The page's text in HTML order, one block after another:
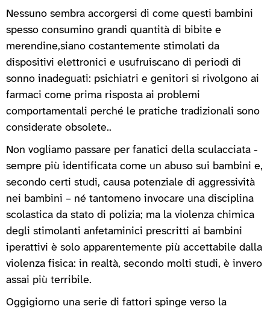
Nessuno sembra accorgersi di come questi bambini
spesso consumino grandi quantità di bibite e
merendine,siano costantemente stimolati da
dispositivi elettronici e usufruiscano di periodi di
sonno inadeguati: psichiatri e genitori si rivolgono ai
farmaci come prima risposta ai problemi
comportamentali perché le pratiche tradizionali sono
considerate obsolete..
Non vogliamo passare per fanatici della sculacciata -
sempre più identificata come un abuso sui bambini e,
secondo certi studi, causa potenziale di aggressività
nei bambini – né tantomeno invocare una disciplina
scolastica da stato di polizia; ma la violenza chimica
degli stimolanti anfetaminici prescritti ai bambini
iperattivi è solo apparentemente più accettabile dalla
violenza fisica: in realtà, secondo molti studi, è invero
assai più terribile.
Oggigiorno una serie di fattori spinge verso la